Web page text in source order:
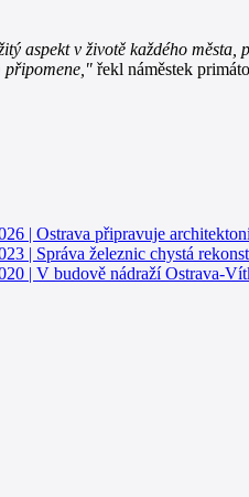
aspekt v životě každého
připomene," řekl náměstek
| Ostrava připravuje
| Správa železnic chystá
| V budově nádraží Ostrava-